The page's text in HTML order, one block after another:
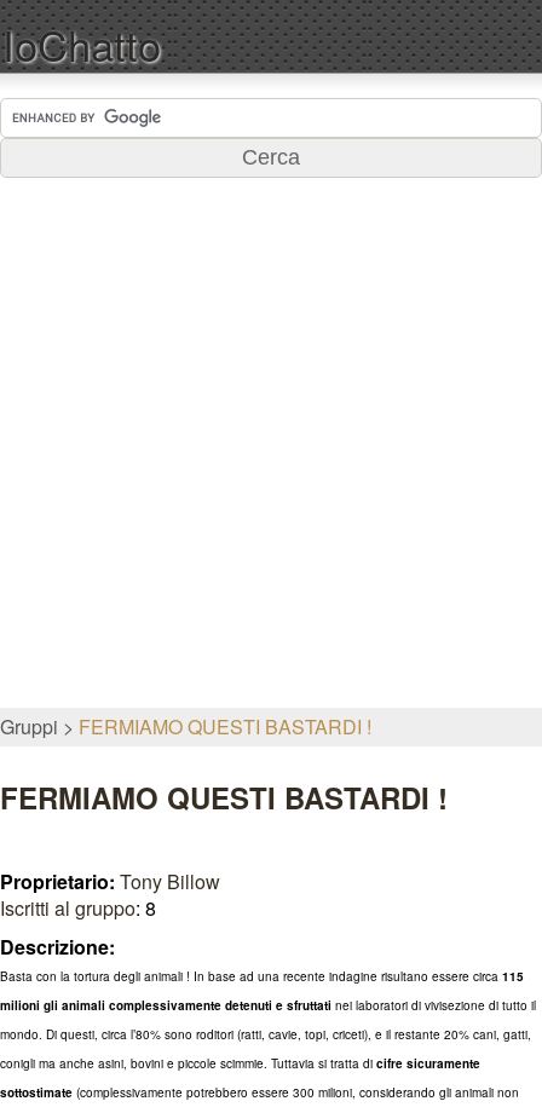
IoChatto
Gruppi FERMIAMO QUESTI BASTARDI !
FERMIAMO QUESTI BASTARDI !
Proprietario: Tony Billow
Iscritti al gruppo: 8
Descrizione:
Basta con la tortura degli animali ! In base ad una recente indagine risultano essere circa 115
milioni gli animali complessivamente detenuti e sfruttati nei laboratori di vivisezione di tutto il
mondo. Di questi, circa l’80% sono roditori (ratti, cavie, topi, criceti), e il restante 20% cani, gatti,
conigli ma anche asini, bovini e piccole scimmie. Tuttavia si tratta di cifre sicuramente
sottostimate (complessivamente potrebbero essere 300 milioni, considerando gli animali non